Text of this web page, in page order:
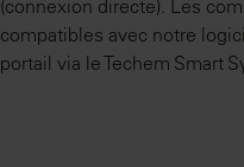
(connexion directe). Les
compatibles avec notre
portail via le Techem Smart